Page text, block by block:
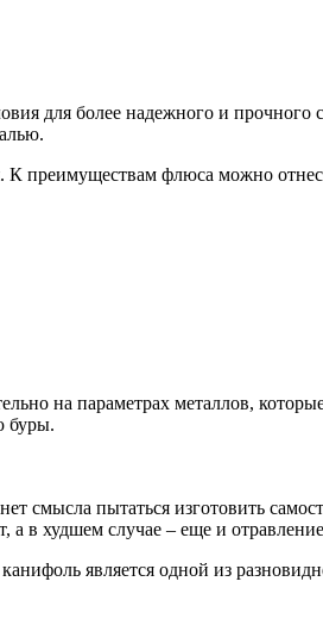
для более надежного и прочного
преимуществам флюса можно
на параметрах металлов,
буры.
смысла пытаться изготовить
а в худшем случае – еще и
является одной из